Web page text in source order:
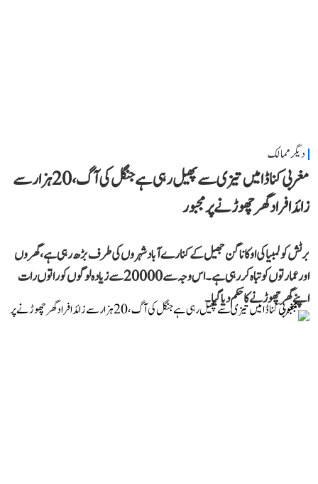
دیگر ممالک
مغربی کناڈا میں تیزی سے پھیل رہی ہے جنگل کی آگ، 20 ہزار سے
زائد افراد گھر چھوڑنے پر مجبور
برٹش کولمبیا کی اوکاناگن جھیل کے کنارے آباد شہروں کی طرف بڑھ رہی ہے، گھروں
اور عمارتوں کو تباہ کر رہی ہے۔ اس وجہ سے 20000 سے زیادہ لوگوں کو راتوں رات
اپنے گھر چھوڑنے کا حکم دیا گیا۔